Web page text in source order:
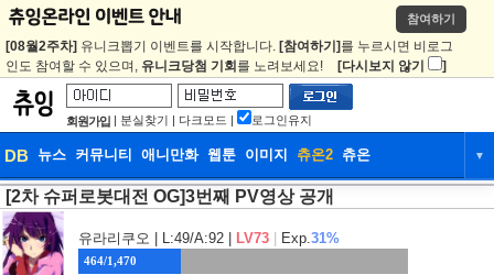
참여하기
[08월2주차] 유니크뽑기 이벤트를 시작합니다. [참여하기] 를 누르시면 비로그
인도 참여할 수 있으며, 유니크당첨 기회 를 노려보세요! [다시보지 않기 ]
회원가입 | 분실찾기 | 다크모드 | 로그인유지
DB 뉴스 커뮤니티 애니만화 웹툰 이미지 츄온2 츄온 ▼
DB 뉴스 커뮤니티
웹툰 이미지 츄온2
[2차 슈퍼로봇대전 OG]3번째 PV영상 공개
유라리쿠오 | L:49/A:92 | LV73 Exp.31%
464/1,470